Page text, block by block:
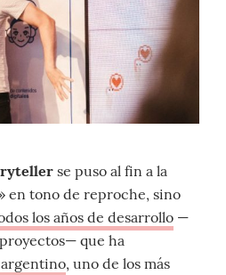
se puso al fin a la
en tono de reproche, sino
los años de desarrollo —
que ha
, uno de los más